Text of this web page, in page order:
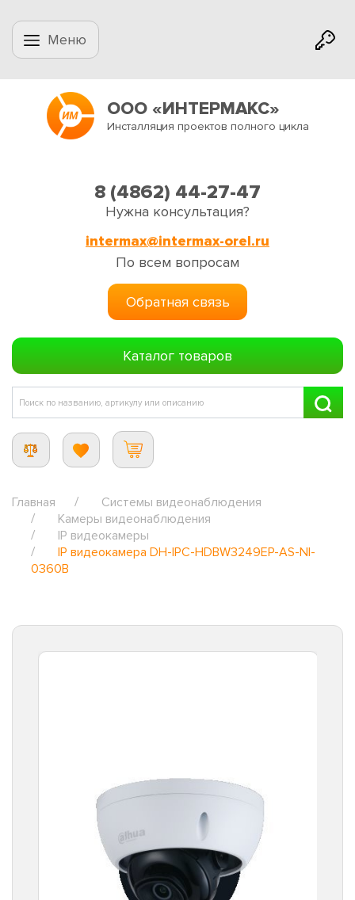
Меню
ООО «ИНТЕРМАКС»
Инсталляция проектов полного цикла
8 (4862) 44-27-47
Нужна консультация?
intermax@intermax-orel.ru
По всем вопросам
Обратная связь
Каталог товаров
Главная
Системы видеонаблюдения
Камеры видеонаблюдения
IP видеокамеры
IP видеокамера DH-IPC-HDBW3249EP-AS-NI-
0360B